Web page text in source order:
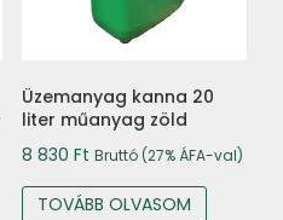
Üzemanyag kanna 20
liter műanyag zöld
8 830 Ft Bruttó (27% ÁFA-val)
TOVÁBB OLVASOM